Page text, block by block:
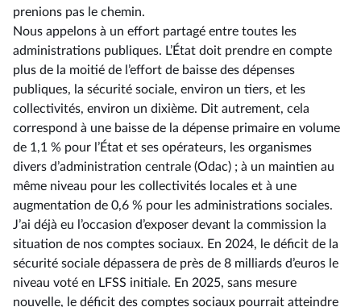
prenions pas le chemin.
Nous appelons à un effort partagé entre toutes les
administrations publiques. L’État doit prendre en compte
plus de la moitié de l’effort de baisse des dépenses
publiques, la sécurité sociale, environ un tiers, et les
collectivités, environ un dixième. Dit autrement, cela
correspond à une baisse de la dépense primaire en volume
de 1,1 % pour l’État et ses opérateurs, les organismes
divers d’administration centrale (Odac) ; à un maintien au
même niveau pour les collectivités locales et à une
augmentation de 0,6 % pour les administrations sociales.
J’ai déjà eu l’occasion d’exposer devant la commission la
situation de nos comptes sociaux. En 2024, le déficit de la
sécurité sociale dépassera de près de 8 milliards d’euros le
niveau voté en LFSS initiale. En 2025, sans mesure
nouvelle, le déficit des comptes sociaux pourrait atteindre